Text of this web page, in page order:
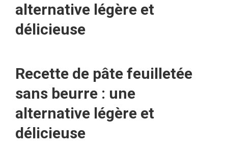
alternative légère et
délicieuse
Recette de pâte feuilletée
sans beurre : une
alternative légère et
délicieuse